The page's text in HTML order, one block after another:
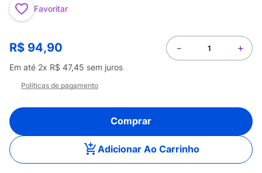
Favoritar
R$ 94,90
Em até 2x R$ 47,45 sem juros
＋
－
Políticas de pagamento
Comprar
Adicionar Ao Carrinho